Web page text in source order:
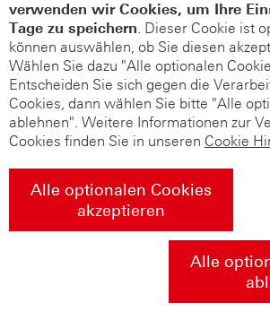
verwenden wir Cookies, um Ihre
Tage zu speichern. Dieser Cookie ist
können auswählen, ob Sie diesen
Wählen Sie dazu "Alle optionalen
Entscheiden Sie sich gegen die
Cookies, dann wählen Sie bitte "Alle
ablehnen". Weitere Informationen zur
Cookies finden Sie in unseren Cookie
Alle optionalen Cookies
akzeptieren
Alle